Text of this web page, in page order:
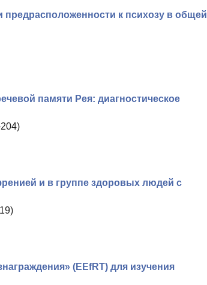
к психозу в общей
памяти Рея: диагностическое
и в группе здоровых людей с
(EEfRT) для изучения